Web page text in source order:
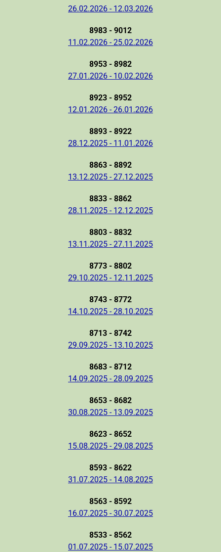
26.02.2026 - 12.03.2026
8983 - 9012
11.02.2026 - 25.02.2026
8953 - 8982
27.01.2026 - 10.02.2026
8923 - 8952
12.01.2026 - 26.01.2026
8893 - 8922
28.12.2025 - 11.01.2026
8863 - 8892
13.12.2025 - 27.12.2025
8833 - 8862
28.11.2025 - 12.12.2025
8803 - 8832
13.11.2025 - 27.11.2025
8773 - 8802
29.10.2025 - 12.11.2025
8743 - 8772
14.10.2025 - 28.10.2025
8713 - 8742
29.09.2025 - 13.10.2025
8683 - 8712
14.09.2025 - 28.09.2025
8653 - 8682
30.08.2025 - 13.09.2025
8623 - 8652
15.08.2025 - 29.08.2025
8593 - 8622
31.07.2025 - 14.08.2025
8563 - 8592
16.07.2025 - 30.07.2025
8533 - 8562
01.07.2025 - 15.07.2025